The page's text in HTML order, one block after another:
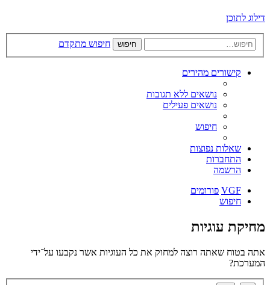
דילוג לתוכן
חיפוש חיפוש מתקדם
קישורים מהירים
נושאים ללא תגובות
נושאים פעילים
חיפוש
שאלות נפוצות
התחברות
הרשמה
VGF פורומים
חיפוש
מחיקת עוגיות
אתה בטוח שאתה רוצה למחוק את כל העוגיות אשר נקבעו על־ידי
המערכת?